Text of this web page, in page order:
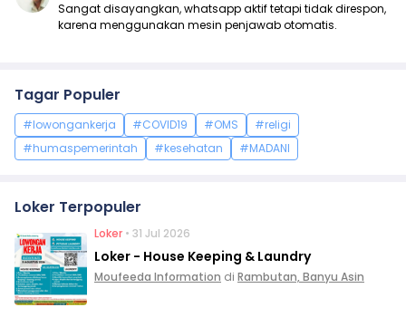
Sangat disayangkan, whatsapp aktif tetapi tidak direspon,
karena menggunakan mesin penjawab otomatis.
Tagar Populer
#lowongankerja #COVID19 #OMS
#religi
#humaspemerintah
#kesehatan #MADANI
Loker Terpopuler
Loker • 31 Jul 2026
Loker - House Keeping & Laundry
Moufeeda Information di Rambutan, Banyu Asin